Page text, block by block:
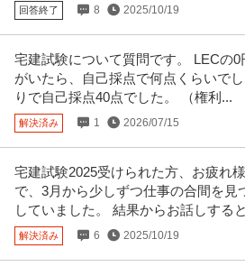
回答終了 8 2025/10/19
宅建試験について質問です。 LECの
がいたら、自己採点で何点くらいで
りで自己採点40点でした。 （権利...
解決済み 1 2026/07/15
宅建試験2025受けられた方、お疲れ
で、3月から少しずつ仕事の合間を見
していました。 結果からお話しする
解決済み 6 2025/10/19